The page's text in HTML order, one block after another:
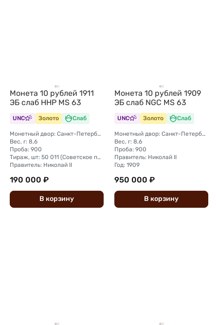
Монета 10 рублей 1911
ЭБ слаб ННР MS 63
UNC Золото Слаб
Монетный двор: Санкт-Петербургский монетный двор
Вес, г: 8,6
Проба: 900
Тираж, шт: 50 011 (Советское правительство с декабря 1925 г. по март 1926 г. отчеканило 2 011 000 10-ти рублевого достоинства царского образца, предположительно штемпелями 1911 г.)
Правитель: Николай II
190 000 ₽
В корзину
Монета 10 рублей 1909
ЭБ слаб NGC MS 63
UNC Золото Слаб
Монетный двор: Санкт-Петербургский монетный двор
Вес, г: 8,6
Проба: 900
Правитель: Николай II
Год: 1909
950 000 ₽
В корзину